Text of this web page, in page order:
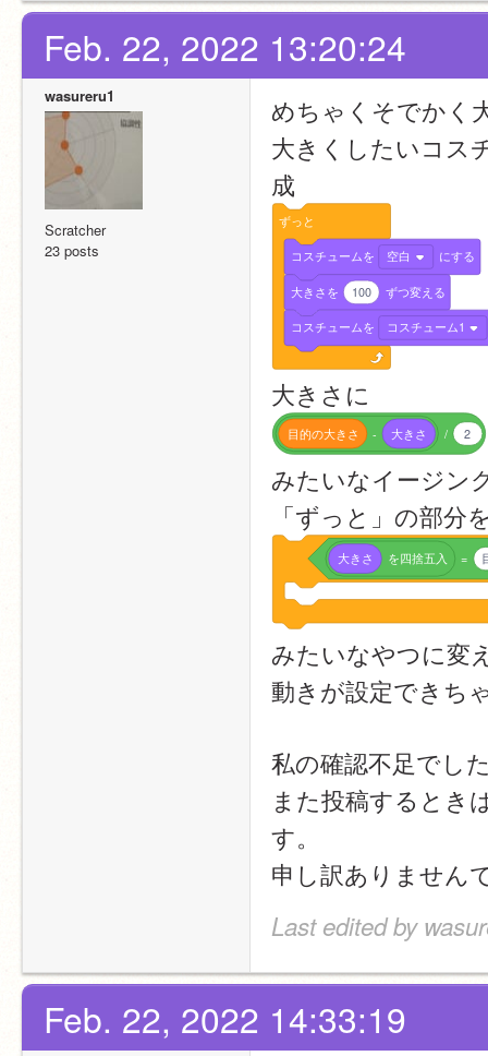
Feb. 22, 2022 13:20:24
wasureru1
Scratcher
23 posts
めちゃくそでかく
大きくしたいコス
成
ずっと
コスチュームを 空白 にする
大きさを 100 ずつ変える
コスチュームを コスチューム1
大きさに
目的の大きさ - 大きさ / 2
みたいなイージン
「ずっと」の部分
大きさ を四捨五入 =
みたいなやつに変
動きが設定できち
私の確認不足でし
また投稿するとき
す。
申し訳ありません
Last edited by
Feb. 22, 2022 14:33:19